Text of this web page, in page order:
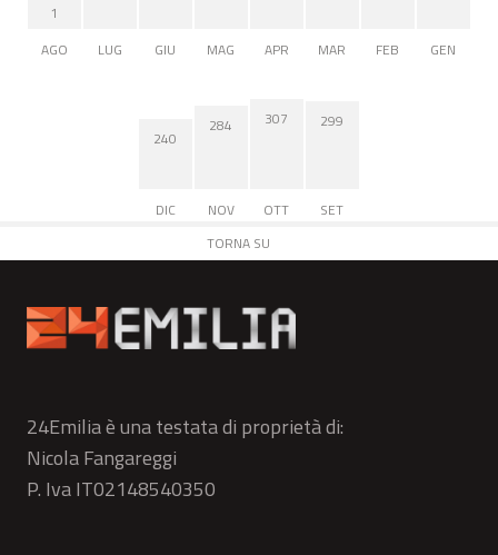
1
AGO
LUG GIU MAG APR MAR FEB GEN
240
DIC
284
NOV
307
OTT
299
SET
TORNA SU
24Emilia è una testata di proprietà di:
Nicola Fangareggi
P. Iva IT02148540350